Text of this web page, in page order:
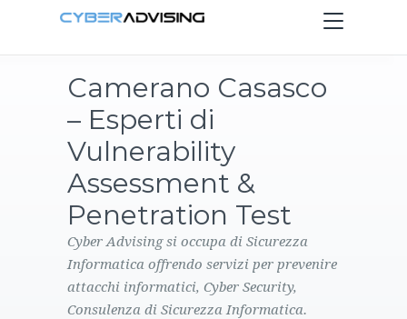
Toggle
navigation
PRODOTTI
CONTATTI
Camerano Casasco
– Esperti di
Vulnerability
Assessment &
Penetration Test
Cyber Advising si occupa di Sicurezza
Informatica offrendo servizi per prevenire
attacchi informatici, Cyber Security,
Consulenza di Sicurezza Informatica.